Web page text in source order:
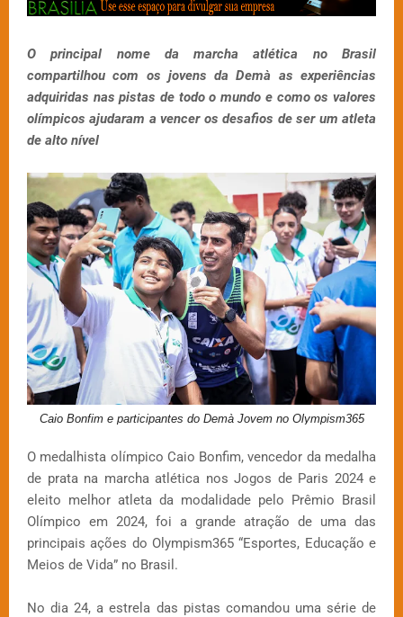
O principal nome da marcha atlética no Brasil
compartilhou com os jovens da Demà as experiências
adquiridas nas pistas de todo o mundo e como os valores
olímpicos ajudaram a vencer os desafios de ser um atleta
de alto nível
Caio Bonfim e participantes do Demà Jovem no Olympism365
O medalhista olímpico Caio Bonfim, vencedor da medalha
de prata na marcha atlética nos Jogos de Paris 2024 e
eleito melhor atleta da modalidade pelo Prêmio Brasil
Olímpico em 2024, foi a grande atração de uma das
principais ações do Olympism365 “Esportes, Educação e
Meios de Vida” no Brasil.
No dia 24, a estrela das pistas comandou uma série de